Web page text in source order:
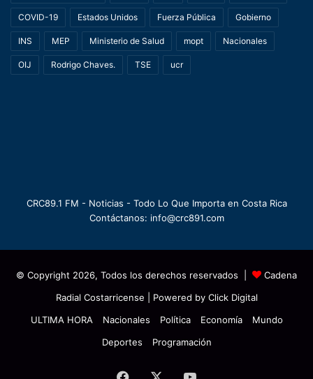
COVID-19 Estados Unidos Fuerza Pública Gobierno
INS MEP Ministerio de Salud mopt Nacionales
OIJ Rodrigo Chaves. TSE ucr
CRC89.1 FM - Noticias - Todo Lo Que Importa en Costa Rica
Contáctanos: info@crc891.com
© Copyright 2026, Todos los derechos reservados |
Cadena
Radial Costarricense | Powered by Click Digital
ULTIMA HORA
Nacionales Política Economía
Mundo
Deportes
Programación
Facebook YouTube